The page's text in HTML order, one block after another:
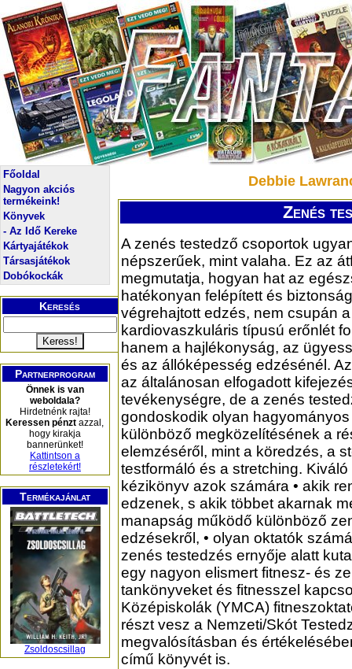
Főoldal
Nagyon akciós
termékeink!
Könyvek
- Az Idő Kereke
Kártyajátékok
Társasjátékok
Dobókockák
Keresés
Partnerprogram
Önnek is van
weboldala?
Hirdetnénk rajta!
Keressen pénzt azzal,
hogy kirakja
bannerünket!
Kattintson a
részletekért!
Termékajánlat
Zsoldoscsillag
Debbie
Zenés
A zenés testedző csoportok
népszerűek, mint valaha. Ez az
megmutatja, hogyan hat az
hatékonyan felépített és
végrehajtott edzés, nem csupán a
kardiovaszkuláris típusú erőnlét
hanem a hajlékonyság, az
és az állóképesség edzésénél.
az általánosan elfogadott
tevékenységre, de a zenés
gondoskodik olyan
különböző megközelítésének a
elemzéséről, mint a köredzés, a
testformáló és a stretching.
kézikönyv azok számára • akik
edzenek, s akik többet akarnak
manapság működő különböző
edzésekről, • olyan oktatók
zenés testedzés ernyője alatt
egy nagyon elismert fitnesz- és
tankönyveket és fitnesszel
Középiskolák (YMCA)
részt vesz a Nemzeti/Skót
megvalósításban és
című könyvét is.